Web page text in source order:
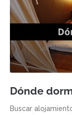
Dónde
Buscar